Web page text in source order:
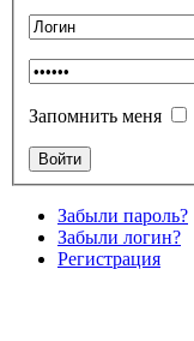
Запомнить меня
Забыли пароль?
Забыли логин?
Регистрация